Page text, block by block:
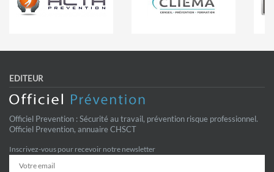
EDITEUR
Officiel Prevention : Sécurité au travail, prévention risque professionnel.
Officiel Prevention, annuaire CHSCT
Inscrivez-vous pour recevoir notre newsletter